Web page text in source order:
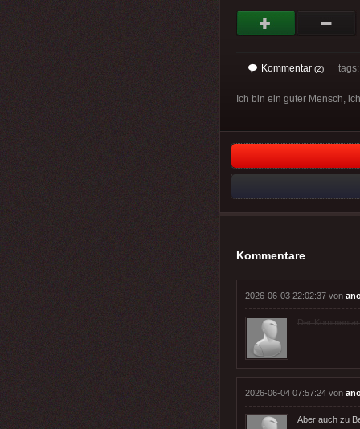
Kommentar (2)
Ich bin ein guter Mensch,
Kommentare
2026-06-03 22:02:37 von
Der
2026-06-04 07:57:24 von
Aber auch zu